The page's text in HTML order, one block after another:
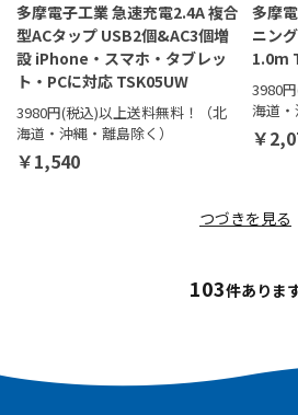
多摩電子工業 急速充電2.4A 複合
型ACタップ USB2個&AC3個増
設 iPhone・スマホ・タブレッ
ト・PCに対応 TSK05UW
3980円(税込)以上送料無料！（北
海道・沖縄・離島除く）
￥1,540
多摩
ニン
1.0m
3980
海道・
￥
つづきを見る
103件ありま